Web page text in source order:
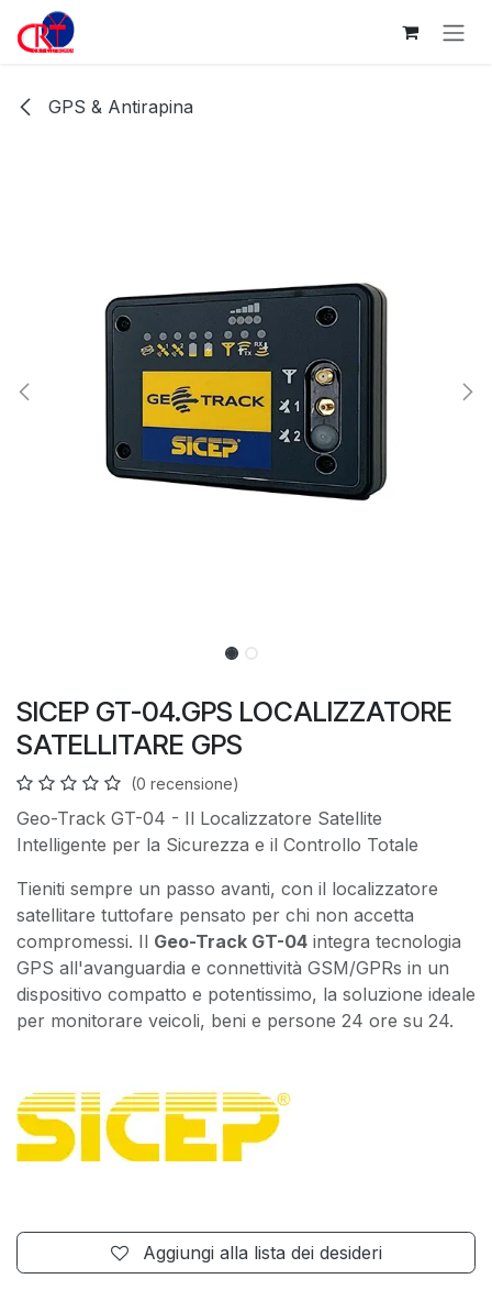
Passa al contenuto
GPS & Antirapina
SICEP GT-04.GPS LOCALIZZATORE
SATELLITARE GPS
(0 recensione)
Geo-Track GT-04 - Il Localizzatore Satellite
Intelligente per la Sicurezza e il Controllo Totale
Tieniti sempre un passo avanti, con il localizzatore
satellitare tuttofare pensato per chi non accetta
compromessi. Il Geo-Track GT-04 integra tecnologia
GPS all'avanguardia e connettività GSM/GPRs in un
dispositivo compatto e potentissimo, la soluzione ideale
per monitorare veicoli, beni e persone 24 ore su 24.
Aggiungi alla lista dei desideri